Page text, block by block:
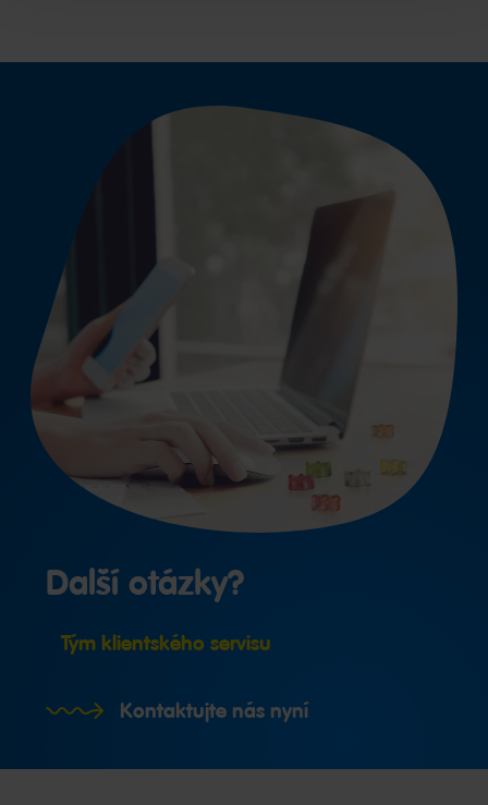
Další otázky?
Tým klientského servisu
Kontaktujte nás nyní